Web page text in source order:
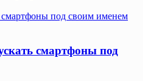
под своим именем
смартфоны под